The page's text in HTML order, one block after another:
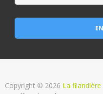
Copyright © 2026 La filandière